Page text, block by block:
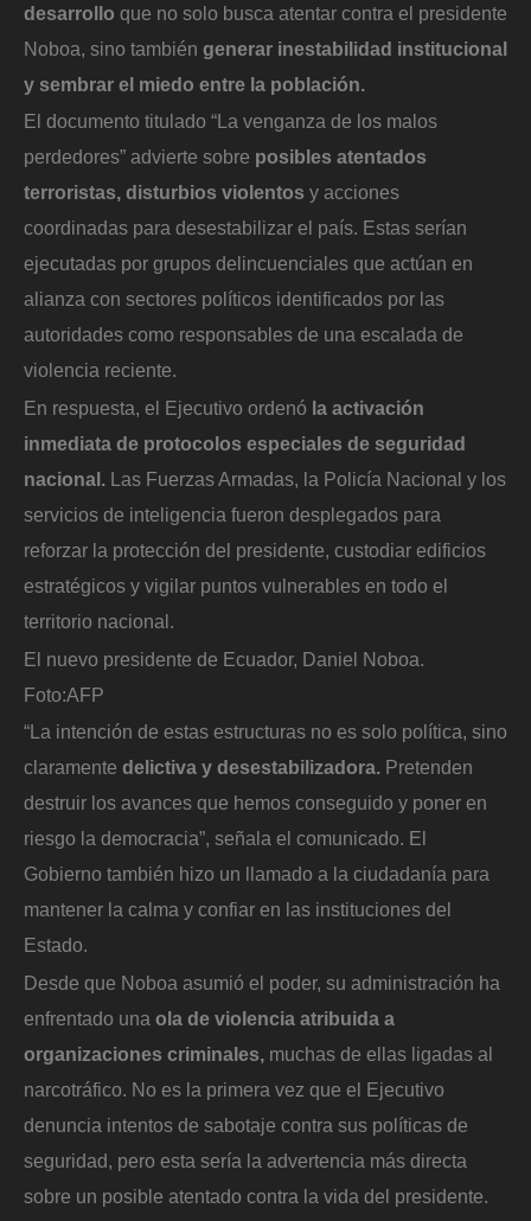
desarrollo que no solo busca atentar contra el presidente
Noboa, sino también generar inestabilidad institucional
y sembrar el miedo entre la población.
El documento titulado “La venganza de los malos
perdedores” advierte sobre posibles atentados
terroristas, disturbios violentos y acciones
coordinadas para desestabilizar el país. Estas serían
ejecutadas por grupos delincuenciales que actúan en
alianza con sectores políticos identificados por las
autoridades como responsables de una escalada de
violencia reciente.
En respuesta, el Ejecutivo ordenó la activación
inmediata de protocolos especiales de seguridad
nacional. Las Fuerzas Armadas, la Policía Nacional y los
servicios de inteligencia fueron desplegados para
reforzar la protección del presidente, custodiar edificios
estratégicos y vigilar puntos vulnerables en todo el
territorio nacional.
El nuevo presidente de Ecuador, Daniel Noboa.
Foto:AFP
“La intención de estas estructuras no es solo política, sino
claramente delictiva y desestabilizadora. Pretenden
destruir los avances que hemos conseguido y poner en
riesgo la democracia”, señala el comunicado. El
Gobierno también hizo un llamado a la ciudadanía para
mantener la calma y confiar en las instituciones del
Estado.
Desde que Noboa asumió el poder, su administración ha
enfrentado una ola de violencia atribuida a
organizaciones criminales, muchas de ellas ligadas al
narcotráfico. No es la primera vez que el Ejecutivo
denuncia intentos de sabotaje contra sus políticas de
seguridad, pero esta sería la advertencia más directa
sobre un posible atentado contra la vida del presidente.